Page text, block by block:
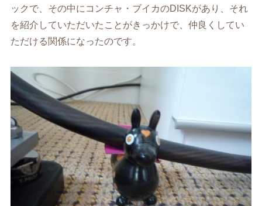
ックで、その中にコンチャ・ブイカのDISKがあり、それ
を紹介していただいたことがきっかけで、仲良くしてい
ただける関係になったのです。